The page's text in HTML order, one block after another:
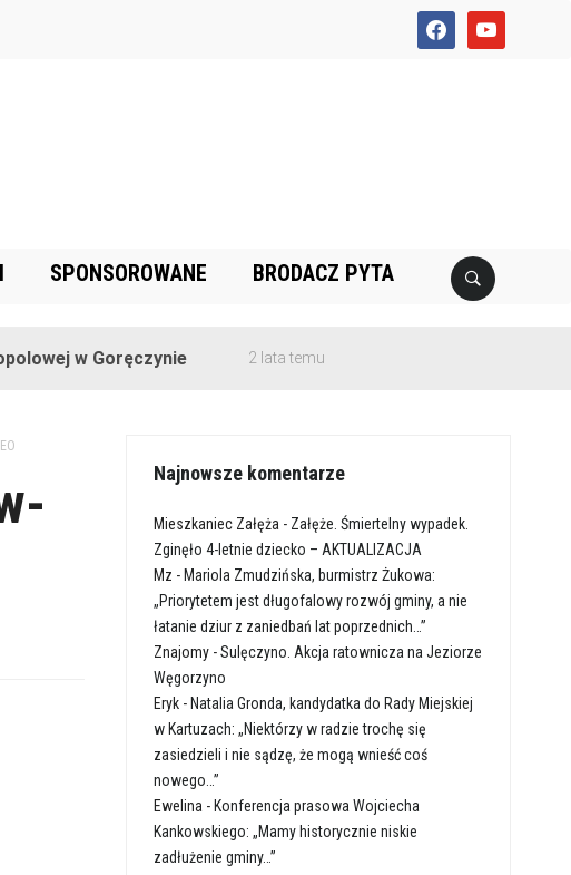
facebookyoutube
SPONSOROWANE BRODACZ PYTA
w Goręczynie 2 lata temu
Najnowsze komentarze
Mieszkaniec Załęża - Załęże. Śmiertelny wypadek.
Zginęło 4-letnie dziecko – AKTUALIZACJA
Mz - Mariola Zmudzińska, burmistrz Żukowa:
„Priorytetem jest długofalowy rozwój gminy, a nie
łatanie dziur z zaniedbań lat poprzednich…”
Znajomy -Sulęczyno. Akcja ratownicza na Jeziorze
Węgorzyno
Eryk - Natalia Gronda, kandydatka do Rady Miejskiej
w Kartuzach: „Niektórzy w radzie trochę się
zasiedzieli i nie sądzę, że mogą wnieść coś
nowego…”
Ewelina - Konferencja prasowa Wojciecha
Kankowskiego: „Mamy historycznie niskie
zadłużenie gminy…”